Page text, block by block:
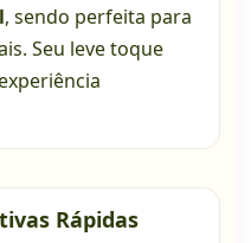
, sendo perfeita para
Seu leve toque
Rápidas